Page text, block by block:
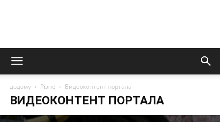
додому Різне Видеоконтент портала
ВИДЕОКОНТЕНТ ПОРТАЛА